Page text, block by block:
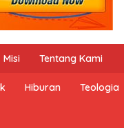
Misi Tentang Kami
Hiburan Teologia